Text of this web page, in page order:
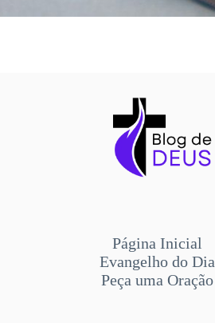
Página Inicial
Evangelho do Dia
Peça uma Oração